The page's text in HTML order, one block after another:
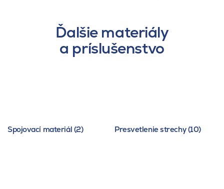
Ďalšie materiály
a príslušenstvo
Spojovací materiál (2) Presvetlenie strechy (10)